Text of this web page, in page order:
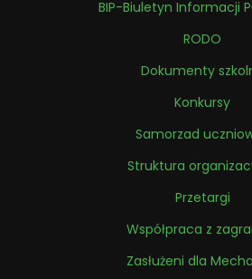
BIP-Biuletyn Informacji
RODO
Dokumenty
Konkursy
Samorzad
Struktura
Przetargi
Współpraca z
Zasłużeni dla